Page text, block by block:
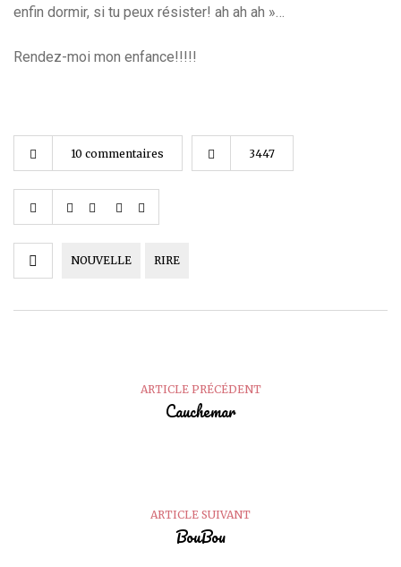
enfin dormir, si tu peux résister! ah ah ah »…
Rendez-moi mon enfance!!!!!
10 commentaires 3447
NOUVELLE RIRE
ARTICLE PRÉCÉDENT
Cauchemar
ARTICLE SUIVANT
BouBou